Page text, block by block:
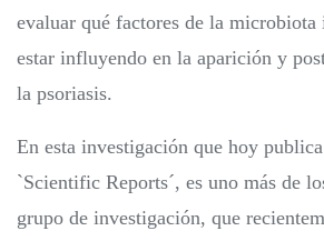
evaluar qué factores de la microbiota
estar influyendo en la aparición y
la psoriasis.
En esta investigación que hoy
`Scientific Reports´, es uno más de
grupo de investigación, que